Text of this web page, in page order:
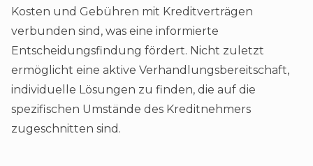
Kosten und Gebühren mit Kreditverträgen
verbunden sind, was eine informierte
Entscheidungsfindung fördert. Nicht zuletzt
ermöglicht eine aktive Verhandlungsbereitschaft,
individuelle Lösungen zu finden, die auf die
spezifischen Umstände des Kreditnehmers
zugeschnitten sind.